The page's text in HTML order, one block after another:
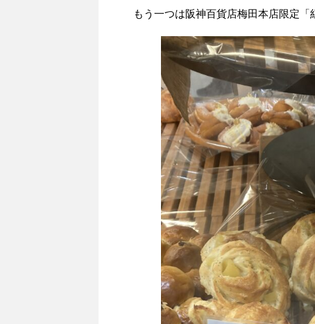
もう一つは阪神百貨店梅田本店限定